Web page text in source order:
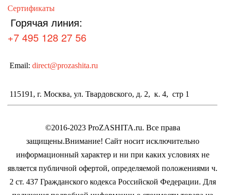
Сертификаты
Горячая линия:
+7 495 128 27 56
Email: direct@prozashita.ru
115191, г. Москва, ул. Твардовского, д. 2, к. 4, стр 1
©2016-2023 ProZASHITA.ru. Все права
защищены.Внимание! Cайт носит исключительно
информационный характер и ни при каких условиях не
является публичной офертой, определяемой положениями ч.
2 ст. 437 Гражданского кодекса Российской Федерации. Для